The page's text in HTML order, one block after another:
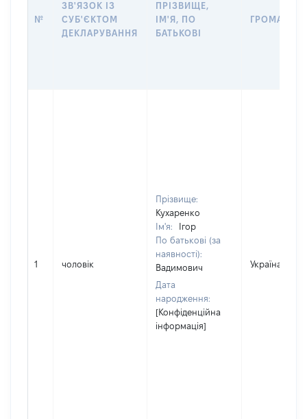
№
ЗВ'ЯЗОК ІЗ
СУБ'ЄКТОМ
ДЕКЛАРУВАННЯ
ПРІЗВИЩЕ,
ІМ'Я, ПО
БАТЬКОВІ
1 чоловік
Прізвище:
Кухаренко
Ім'я:
Ігор
По батькові (за
наявності):
Вадимович
Дата
народження:
[Конфіденційна
інформація]
Україна